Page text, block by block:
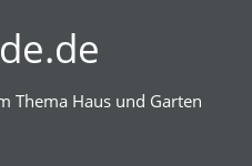
Thema Haus und Garten